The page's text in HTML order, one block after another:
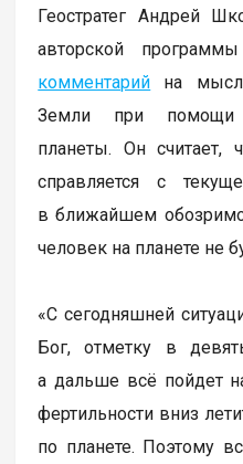
Геостратег Андрей
авторской
комментарий на
Земли при помощи
планеты. Он считает,
справляется с
в ближайшем
человек на планете не
«С сегодняшней
Бог, отметку в
а дальше всё пойдет
фертильности вниз
по планете. Поэтому